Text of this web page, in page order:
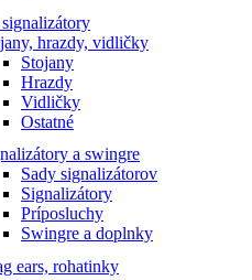
hrazdy, vidličky
Stojany
Hrazdy
Vidličky
Ostatné
a swingre
Sady signalizátorov
Signalizátory
Príposluchy
Swingre a doplnky
ears, rohatinky